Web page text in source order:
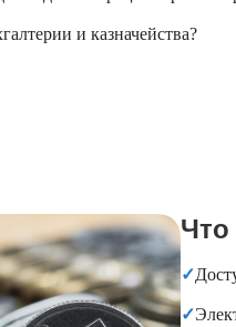
и казначейства?
Что
✓
✓